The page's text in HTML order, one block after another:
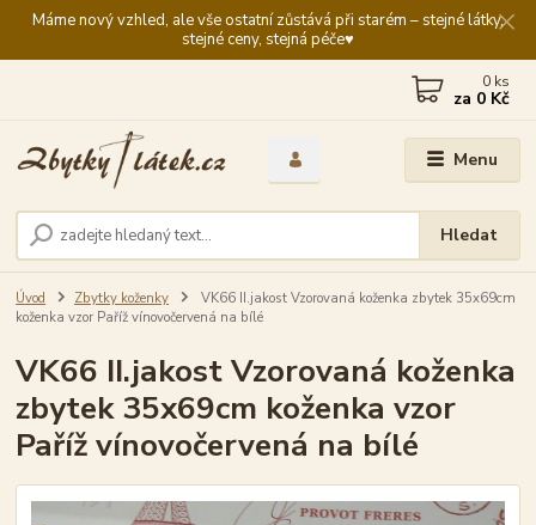
Máme nový vzhled, ale vše ostatní zůstává při starém – stejné látky,
stejné ceny, stejná péče♥️
Menu
Hledat
0 ks
za 0 Kč
Úvod Zbytky koženky
VK66 II.jakost Vzorovaná koženka zbytek 35x69cm
koženka vzor Paříž vínovočervená na bílé
VK66 II.jakost Vzorovaná koženka
zbytek 35x69cm koženka vzor
Paříž vínovočervená na bílé